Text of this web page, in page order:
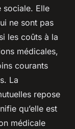
sociale. Elle
ne sont pas
les coûts à la
médicales,
courants
La
repose
qu’elle est
médicale